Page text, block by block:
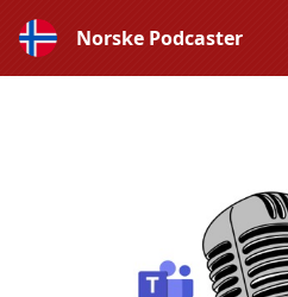
Norske Podcaster